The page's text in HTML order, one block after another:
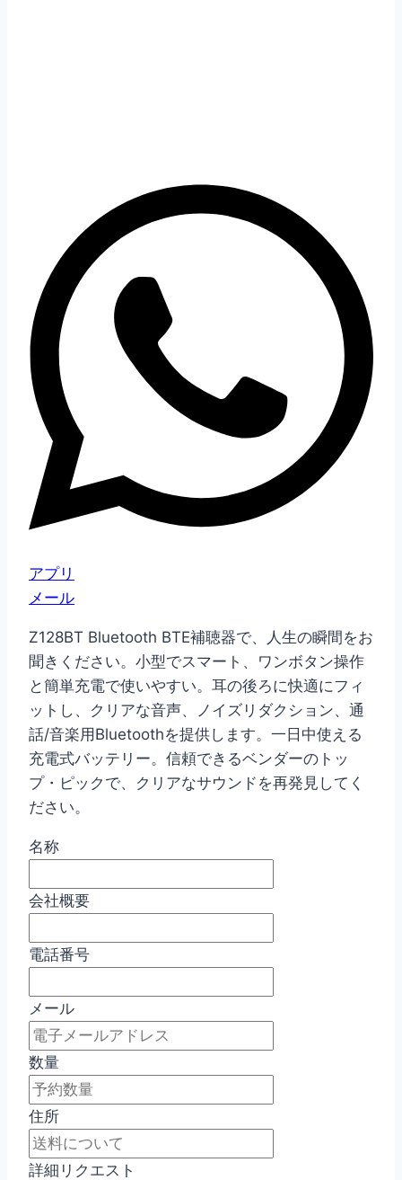
アプリ
メール
Z128BT Bluetooth BTE補聴器で、人生の瞬間をお
聞きください。小型でスマート、ワンボタン操作
と簡単充電で使いやすい。耳の後ろに快適にフィ
ットし、クリアな音声、ノイズリダクション、通
話/音楽用Bluetoothを提供します。一日中使える
充電式バッテリー。信頼できるベンダーのトッ
プ・ピックで、クリアなサウンドを再発見してく
ださい。
名称
会社概要
電話番号
メール
数量
住所
詳細リクエスト